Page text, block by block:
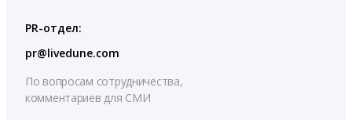
PR-отдел:
pr@livedune.com
По вопросам сотрудничества,
комментариев для СМИ